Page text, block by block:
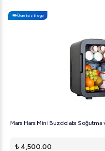
Ücretsiz Kargo
Mars Hars Mini Buzdolabı Soğutma
₺ 4,500.00